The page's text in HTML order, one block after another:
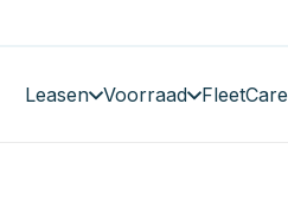
Leasen Voorraad FleetCare